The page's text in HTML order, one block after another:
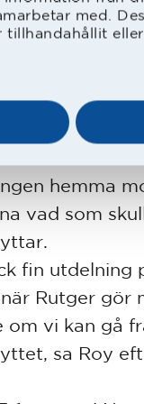
med.
nöjd med
Det var
härlig
hemma
vad som
fin utdelning
Rutger gör
om vi kan gå
sa Roy